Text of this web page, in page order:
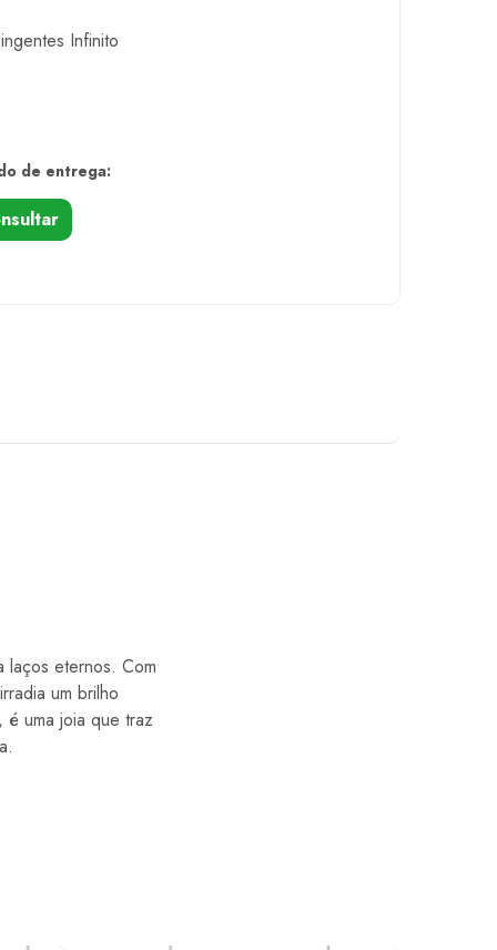
Infinito
de entrega:
laços eternos. Com
um brilho
uma joia que traz